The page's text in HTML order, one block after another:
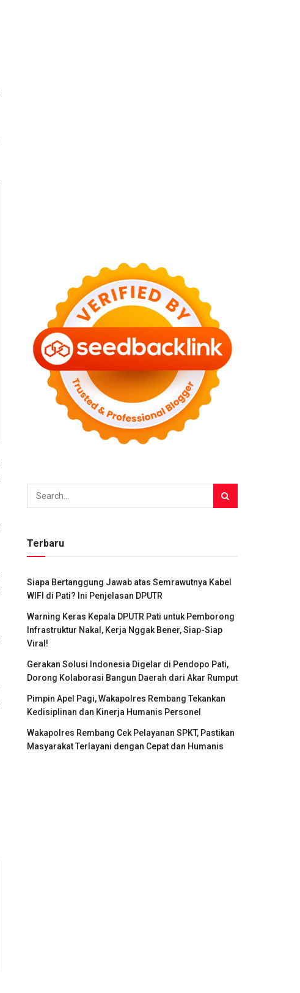
Terbaru
Siapa Bertanggung Jawab atas Semrawutnya Kabel
WIFI di Pati? Ini Penjelasan DPUTR
Warning Keras Kepala DPUTR Pati untuk Pemborong
Infrastruktur Nakal, Kerja Nggak Bener, Siap-Siap
Viral!
Gerakan Solusi Indonesia Digelar di Pendopo Pati,
Dorong Kolaborasi Bangun Daerah dari Akar Rumput
Pimpin Apel Pagi, Wakapolres Rembang Tekankan
Kedisiplinan dan Kinerja Humanis Personel
Wakapolres Rembang Cek Pelayanan SPKT, Pastikan
Masyarakat Terlayani dengan Cepat dan Humanis